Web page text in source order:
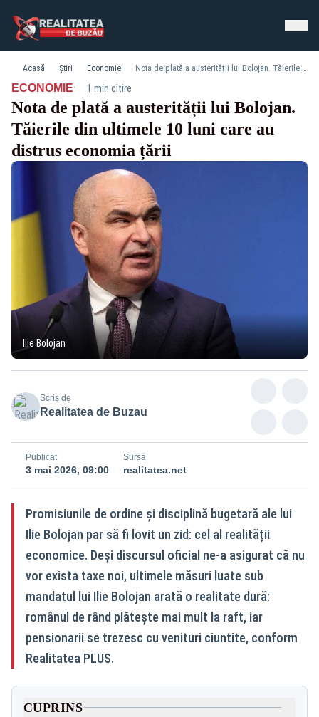
Acasă Știri Economie Nota de plată a austerității lui Bolojan. Tăierile din ultimele 10 luni care au distrus economia țării
ECONOMIE· 1 min citire
Nota de plată a austerității lui Bolojan.
Tăierile din ultimele 10 luni care au
distrus economia țării
Ilie Bolojan
Scris de
Realitatea de Buzau
Publicat
3 mai 2026, 09:00
Sursă
realitatea.net
Promisiunile de ordine și disciplină bugetară ale lui
Ilie Bolojan par să fi lovit un zid: cel al realității
economice. Deși discursul oficial ne-a asigurat că nu
vor exista taxe noi, ultimele măsuri luate sub
mandatul lui Ilie Bolojan arată o realitate dură:
românul de rând plătește mai mult la raft, iar
pensionarii se trezesc cu venituri ciuntite, conform
Realitatea PLUS.
CUPRINS